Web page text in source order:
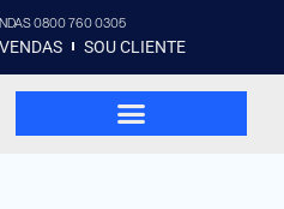
0800 760 0305
SOU CLIENTE